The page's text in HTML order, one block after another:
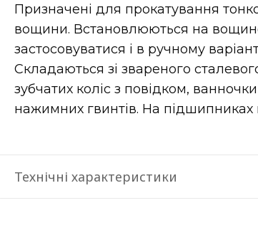
Призначені для прокатування
вощини. Встановлюються на
застосовуватися і в ручному
Складаються зі звареного
зубчатих коліс з повідком,
нажимних гвинтів. На підшипниках
Технічні характеристики